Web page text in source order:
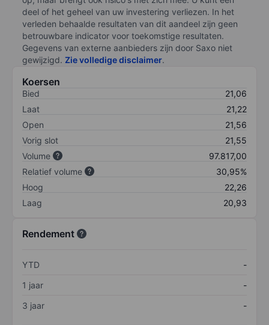
deel of het geheel van uw investering verliezen. In het
verleden behaalde resultaten van dit aandeel zijn geen
betrouwbare indicator voor toekomstige resultaten.
Gegevens van externe aanbieders zijn door Saxo niet
gewijzigd. Zie volledige disclaimer.
Koersen
Bied
21,06
Laat
21,22
Open
21,56
Vorig slot
21,55
Volume
97.817,00
Relatief volume
30,95%
Hoog
22,26
Laag
20,93
Rendement
YTD
-
1 jaar
-
3 jaar
-